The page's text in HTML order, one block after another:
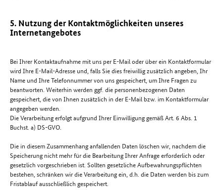
5. Nutzung der Kontaktmöglichkeiten unseres
Internetangebotes
Bei Ihrer Kontaktaufnahme mit uns per E-Mail oder über ein Kontaktformular
wird Ihre E-Mail-Adresse und, falls Sie dies freiwillig zusätzlich angeben, Ihr
Name und Ihre Telefonnummer von uns gespeichert, um Ihre Fragen zu
beantworten. Weiterhin werden ggf. die personenbezogenen Daten
gespeichert, die von Ihnen zusätzlich in der E-Mail bzw. im Kontaktformular
angegeben werden.
Die Verarbeitung erfolgt aufgrund Ihrer Einwilligung gemäß Art. 6 Abs. 1
Buchst. a) DS-GVO.
Die in diesem Zusammenhang anfallenden Daten löschen wir, nachdem die
Speicherung nicht mehr für die Bearbeitung Ihrer Anfrage erforderlich oder
gesetzlich vorgeschrieben ist. Sollten gesetzliche Aufbewahrungspflichten
bestehen, schränken wir die Verarbeitung ein, d.h. die Daten werden bis zum
Fristablauf ausschließlich gespeichert.